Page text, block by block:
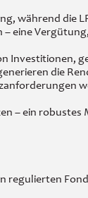
während die
eine
Investitionen,
die
– ein
regulierten